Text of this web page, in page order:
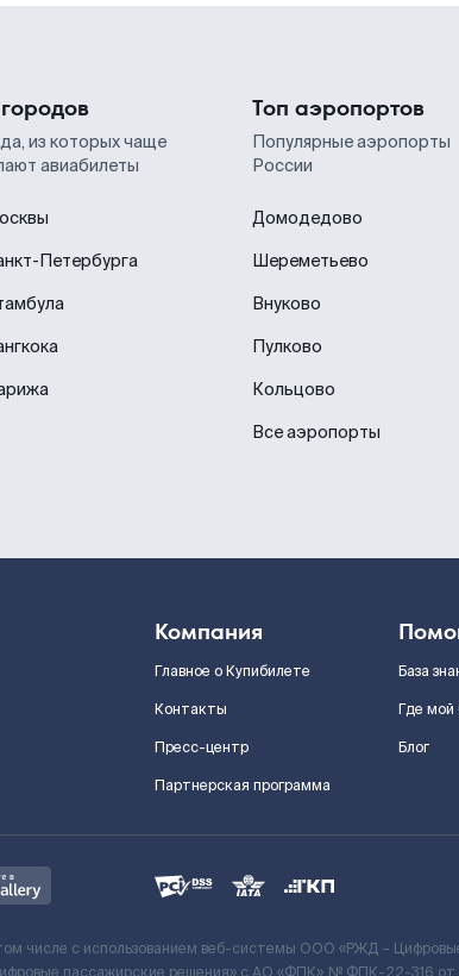
из которых чаще
авиабилеты
Петербурга
Топ аэропортов
Популярные аэропорты
России
Домодедово
Шереметьево
Внуково
Пулково
Кольцово
Все аэропорты
Компания
Главное о Купибилете
Контакты
Пресс-центр
Партнерская программа
База
Где мой
Блог
числе с использованием веб-системы ООО «РЖД –